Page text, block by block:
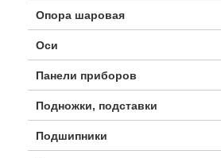
Опора шаровая
Оси
Панели приборов
Подножки, подставки
Подшипники